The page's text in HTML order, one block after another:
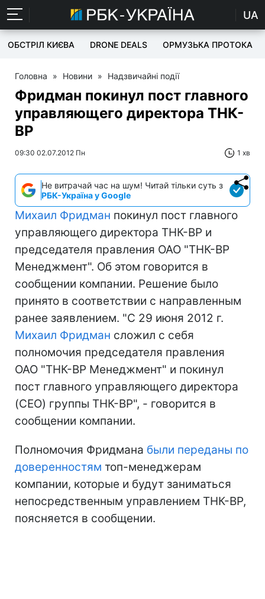
UA
ОБСТРІЛ КИЄВА DRONE DEALS ОРМУЗЬКА ПРОТОКА
Головна » Новини » Надзвичайні події
Фридман покинул пост главного
управляющего директора ТНК-
BP
09:30 02.07.2012 Пн 1 хв
Не витрачай час на шум! Читай тільки суть з
РБК-Україна у Google
Михаил Фридман покинул пост главного
управляющего директора ТНК-BP и
председателя правления ОАО "ТНК-ВР
Менеджмент". Об этом говорится в
сообщении компании. Решение было
принято в соответствии с направленным
ранее заявлением. "С 29 июня 2012 г.
Михаил Фридман сложил с себя
полномочия председателя правления
ОАО "ТНК-ВР Менеджмент" и покинул
пост главного управляющего директора
(CEO) группы ТНК-ВР", - говорится в
сообщении компании.
Полномочия Фридмана были переданы по
доверенностям топ-менеджерам
компании, которые и будут заниматься
непосредственным управлением ТНК-ВР,
поясняется в сообщении.